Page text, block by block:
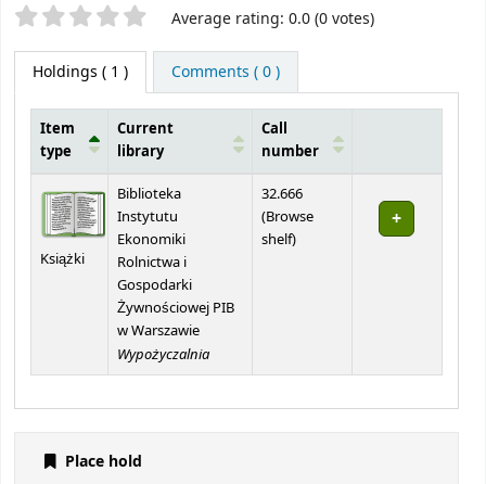
Star ratings Average rating: 0.0 (0 votes)
Holdings ( 1 ) Comments ( 0 )
Item
type
Current
library
Call
number
Książki
Biblioteka
Instytutu
Ekonomiki
Rolnictwa i
Gospodarki
Żywnościowej PIB
w Warszawie
Wypożyczalnia
32.666
(Browse
shelf(Opens below)
)
Place hold